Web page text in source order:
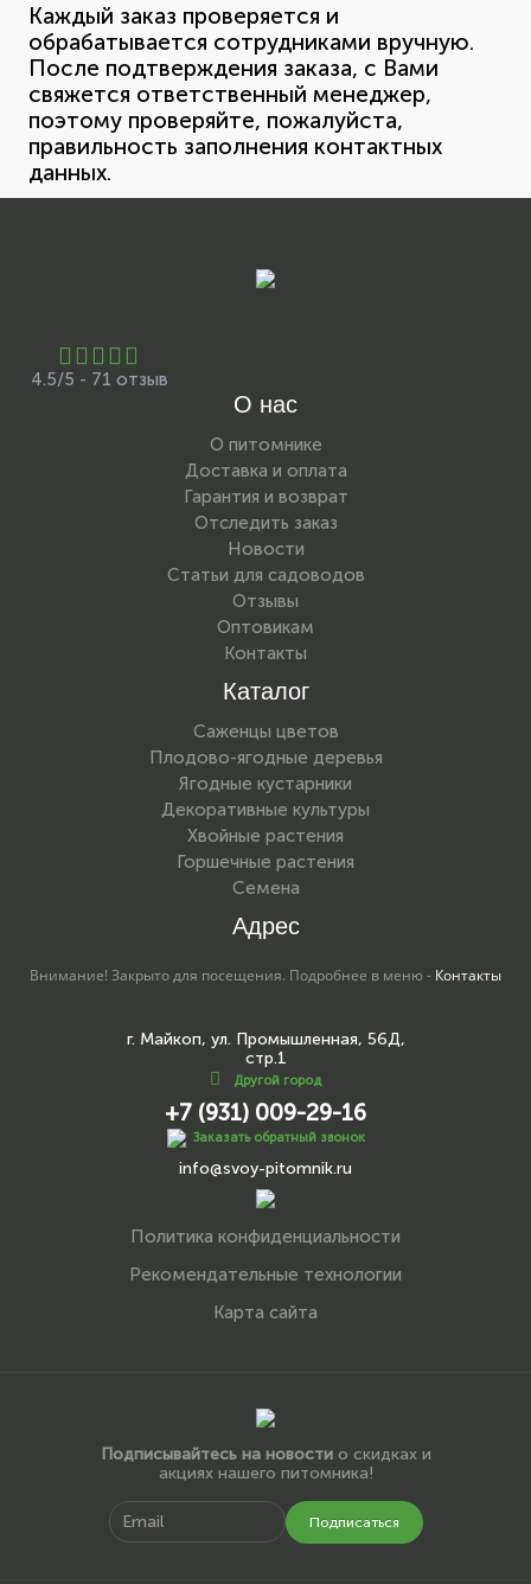
Каждый заказ проверяется и
обрабатывается сотрудниками вручную.
После подтверждения заказа, с Вами
свяжется ответственный менеджер,
поэтому проверяйте, пожалуйста,
правильность заполнения контактных
данных.
4.5/5 - 71 отзыв
О нас
О питомнике
Доставка и оплата
Гарантия и возврат
Отследить заказ
Новости
Статьи для садоводов
Отзывы
Оптовикам
Контакты
Каталог
Саженцы цветов
Плодово-ягодные деревья
Ягодные кустарники
Декоративные культуры
Хвойные растения
Горшечные растения
Семена
Адрес
Внимание! Закрыто для посещения. Подробнее в меню - Контакты
г. Майкоп, ул. Промышленная, 56Д,
стр.1
Другой город
+7 (931) 009-29-16
Заказать обратный звонок
info@svoy-pitomnik.ru
Политика конфиденциальности
Рекомендательные технологии
Карта сайта
Подписывайтесь на новостио скидках и
акциях нашего питомника!
Подписаться